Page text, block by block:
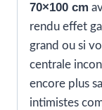
70×100 cm
rendu effet
grand ou si
centrale
encore plus
intimistes